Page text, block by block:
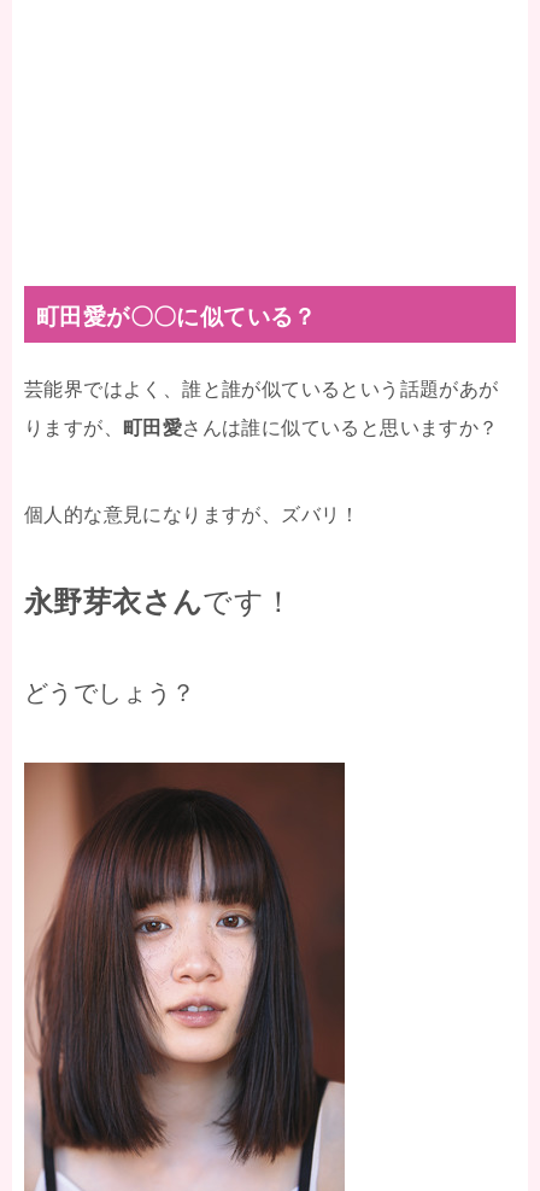
町田愛が〇〇に似ている？
芸能界ではよく、誰と誰が似ているという話題があが
りますが、 町田愛さんは誰に似ていると思いますか？
個人的な意見になりますが、ズバリ！
永野芽衣さんです！
どうでしょう？